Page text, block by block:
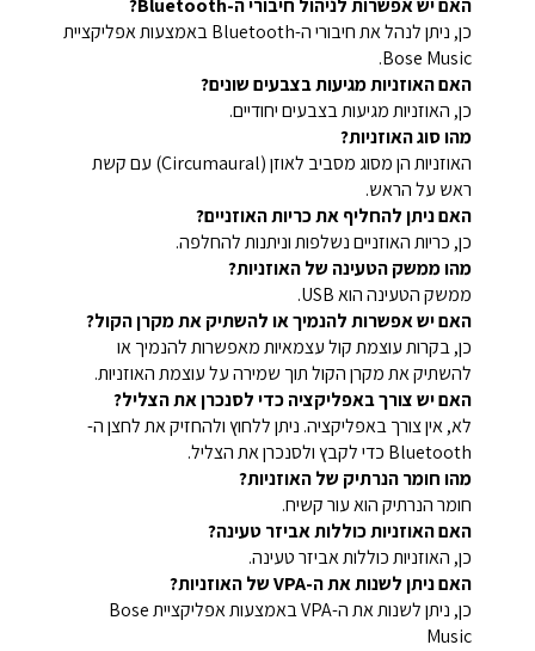
האם יש אפשרות לניהול חיבורי ה-Bluetooth?
כן, ניתן לנהל את חיבורי ה-Bluetooth באמצעות אפליקציית
Bose Music.
האם האוזניות מגיעות בצבעים שונים?
כן, האוזניות מגיעות בצבעים יחודיים.
מהו סוג האוזניות?
האוזניות הן מסוג מסביב לאוזן (Circumaural) עם קשת
ראש על הראש.
האם ניתן להחליף את כריות האוזניים?
כן, כריות האוזניים נשלפות וניתנות להחלפה.
מהו ממשק הטעינה של האוזניות?
ממשק הטעינה הוא USB.
האם יש אפשרות להנמיך או להשתיק את מקרן הקול?
כן, בקרות עוצמת קול עצמאיות מאפשרות להנמיך או
להשתיק את מקרן הקול תוך שמירה על עוצמת האוזניות.
האם יש צורך באפליקציה כדי לסנכרן את הצליל?
לא, אין צורך באפליקציה. ניתן ללחוץ ולהחזיק את לחצן ה-
Bluetooth כדי לקבץ ולסנכרן את הצליל.
מהו חומר הנרתיק של האוזניות?
חומר הנרתיק הוא עור קשיח.
האם האוזניות כוללות אביזר טעינה?
כן, האוזניות כוללות אביזר טעינה.
האם ניתן לשנות את ה-VPA של האוזניות?
כן, ניתן לשנות את ה-VPA באמצעות אפליקציית Bose
Music